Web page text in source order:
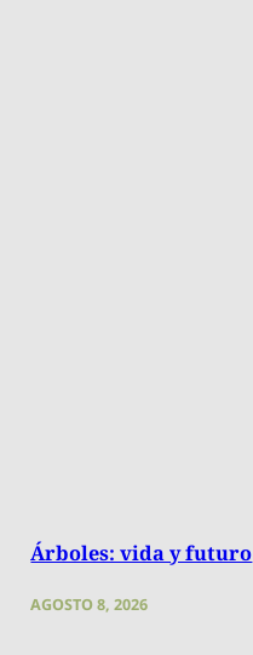
Árboles: vida y futuro
AGOSTO 8, 2026